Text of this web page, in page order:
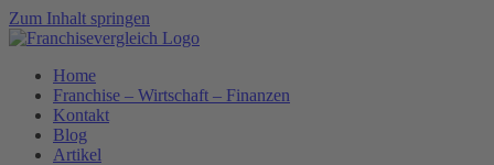
Zum Inhalt springen
Home
Franchise – Wirtschaft – Finanzen
Kontakt
Blog
Artikel